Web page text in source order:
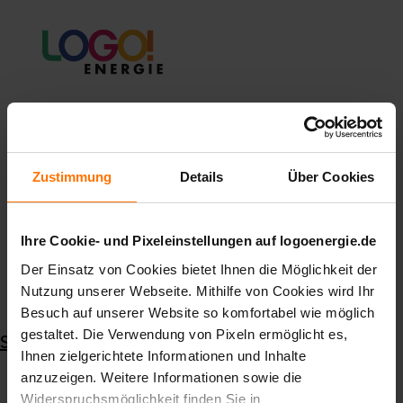
Zustimmung Details Über Cookies
Ihre Cookie- und Pixeleinstellungen auf logoenergie.de
Der Einsatz von Cookies bietet Ihnen die Möglichkeit der
Nutzung unserer Webseite. Mithilfe von Cookies wird Ihr
Besuch auf unserer Website so komfortabel wie möglich
gestaltet. Die Verwendung von Pixeln ermöglicht es,
Ihnen zielgerichtete Informationen und Inhalte
anzuzeigen. Weitere Informationen sowie die
Widerspruchsmöglichkeit finden Sie in
Fragen und
Antworten
Startseite 24h-Lieferantenwechsel
Suche
Bleibt meine Marktlokations-ID bei einem Umzug gleich?